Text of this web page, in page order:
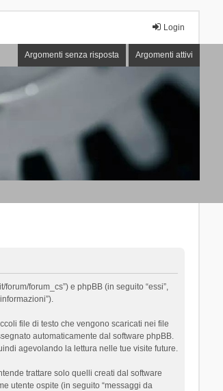
Login
Argomenti senza risposta Argomenti attivi
forum_cs”) e phpBB (in seguito “essi”,
file di testo che vengono scaricati nei file
automaticamente dal software phpBB.
agevolando la lettura nelle tue visite future.
trattare solo quelli creati dal software
utente ospite (in seguito “messaggi da